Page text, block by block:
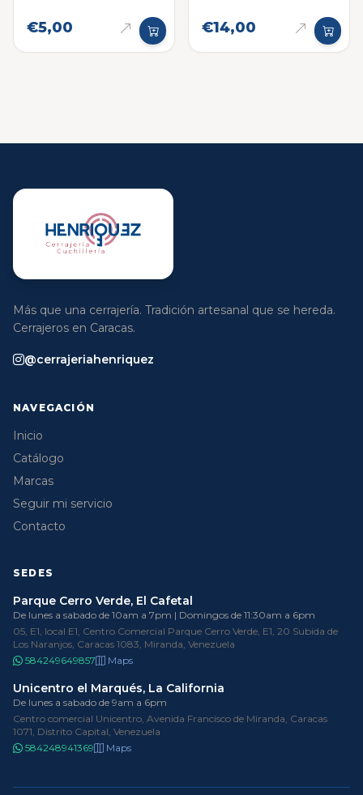
€5,00 €14,00
Más que una cerrajería. Tradición artesanal que se hereda.
Cerrajeros en Caracas.
@cerrajeriahenriquez
NAVEGACIÓN
Inicio
Catálogo
Marcas
Seguir mi servicio
Contacto
SEDES
Parque Cerro Verde, El Cafetal
De lunes a sabado de 10am a 7pm | Domingos de 11:30am a 6pm
05, E1, local E1, Centro Comercial Parque Cerro Verde, E1, 20 Subida de
Los Naranjos, Caracas 1083, Miranda, Venezuela
584249649857
Maps
Unicentro el Marqués, La California
De lunes a sabado de 9am a 6pm
Centro comercial Unicentro, Avenida Francisco de Miranda, Caracas
1071, Distrito Capital, Venezuela
584248941369
Maps